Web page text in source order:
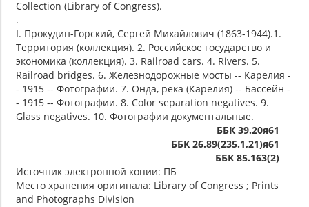
Collection (Library of Congress).
.
I. Прокудин-Горский, Сергей Михайлович (1863-1944).1.
Территория (коллекция). 2. Российское государство и
экономика (коллекция). 3. Railroad cars. 4. Rivers. 5.
Railroad bridges. 6. Железнодорожные мосты -- Карелия -
- 1915 -- Фотографии. 7. Онда, река (Карелия) -- Бассейн -
- 1915 -- Фотографии. 8. Color separation negatives. 9.
Glass negatives. 10. Фотографии документальные.
ББК 39.20я61
ББК 26.89(235.1,21)я61
ББК 85.163(2)
Источник электронной копии: ПБ
Место хранения оригинала: Library of Congress ; Prints
and Photographs Division